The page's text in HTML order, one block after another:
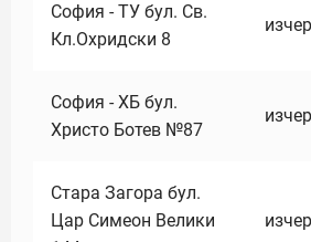
София - ТУ бул. Св.
Кл.Охридски 8
София - ХБ бул.
Христо Ботев №87
Стара Загора бул.
Цар Симеон Велики